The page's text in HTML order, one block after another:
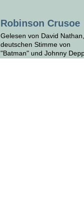
Robinson Crusoe
Gelesen von David
deutschen Stimme von
"Batman" und Johnny